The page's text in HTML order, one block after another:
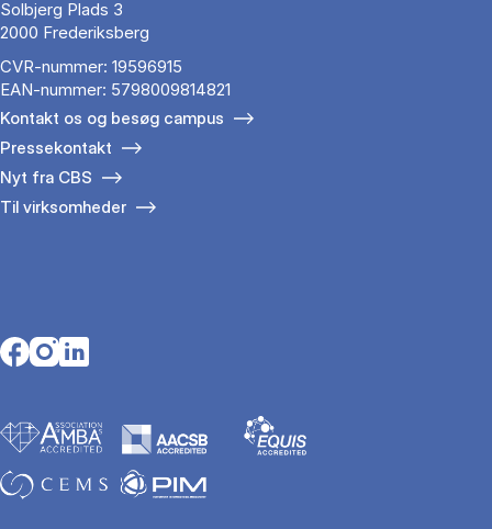
Solbjerg Plads 3
2000 Frederiksberg
CVR-nummer: 19596915
EAN-nummer: 5798009814821
Kontakt os og besøg campus
Pressekontakt
Nyt fra CBS
Til virksomheder
Opens in a new tab
Opens in a new tab
Opens in a new tab